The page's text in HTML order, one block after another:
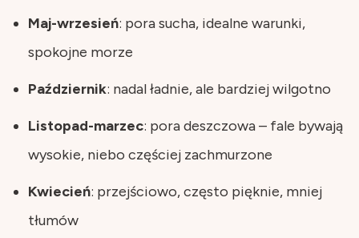
Maj-wrzesień: pora sucha, idealne warunki,
spokojne morze
Październik: nadal ładnie, ale bardziej wilgotno
Listopad-marzec: pora deszczowa – fale bywają
wysokie, niebo częściej zachmurzone
Kwiecień: przejściowo, często pięknie, mniej
tłumów